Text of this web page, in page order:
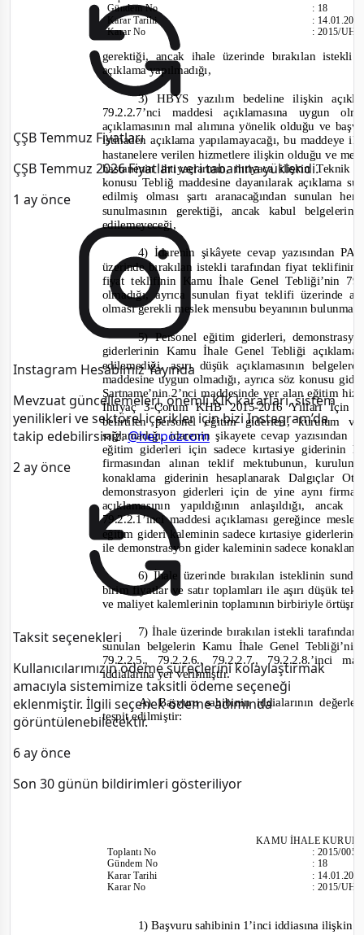
ÇŞB Temmuz Fiyatları
ÇŞB Temmuz 2026 Fiyatları veri tabanına yüklendi.
1 ay önce
Instagram Hesabımız Yayında
Mevzuat güncellemeleri, önemli KİK kararları, sistem
yenilikleri ve sektörel içerikler için bizi Instagram’da
takip edebilirsiniz:@herpozcom
2 ay önce
Taksit seçenekleri
Kullanıcılarımızın ödeme süreçlerini kolaylaştırmak
amacıyla sistemimize taksitli ödeme seçeneği
eklenmiştir. İlgili seçenek ödeme adımında
görüntülenebilecektir.
6 ay önce
Son 30 günün bildirimleri gösteriliyor
Gündem No
Karar Tarihi
Karar No
: 18
:
:2015/
gerektiği, ancak ihale üzerinde bırakılan
açıklama yapılmadığı,
3) HBYS yazılım bedeline ilişkin
79.2.2.7’nci maddesi açıklamasına uygun
açıklamasının mal alımına yönelik olduğu ve
istinaden açıklama yapılamayacağı, bu
hastanelere verilen hizmetlere ilişkin olduğu ve
hastanenin ihtiyaçlarının, ihtiyaca ilişkin
konusu Tebliğ maddesine dayanılarak açıklama
edilmiş olması şartı aranacağından
sunulmasının gerektiği, ancak kabul
edilemeyeceği,
4) İdarenin şikâyete cevap yazısından
üzerinde bırakılan istekli tarafından fiyat teklifinin
fiyat teklifinin Kamu İhale Genel Tebliği’nin
olmadığı, ayrıca sunulan fiyat teklifi üzerinde
olması gerekli meslek mensubu beyanının
5) Personel eğitim giderleri,
giderlerinin Kamu İhale Genel Tebliği
edilemediği, aşırı düşük açıklamasının
maddesine uygun olmadığı, ayrıca söz konusu
Şartname’nin 2’nci maddesinde yer alan eğitim
İhtiyaç 3-Çorum KHB2015-2016 Yılları İçin
belirtilen personel eğitim giderleri, kurulum
sağlamadığı, idarenin şikayete cevap
eğitim giderleri için sadece kırtasiye giderinin
firmasından alınan teklif mektubunun,
konaklama giderinin hesaplanarak Dalgıçlar
demonstrasyon giderleri için de yine aynı
açıklamasının yapıldığının anlaşıldığı,
79.2.2.1’inci maddesi açıklaması gereğince
eğitim gideri kaleminin sadece kırtasiye
ile demonstrasyon gider kaleminin sadece
6) İhale üzerinde bırakılan isteklinin
birim fiyatlar ve satır toplamları ile aşırı düşük
ve maliyet kalemlerinin toplamının birbiriyle
7) İhale üzerinde bırakılan istekli
sunulan belgelerin Kamu İhale Genel
79.2.2.5., 79.2.2.6., 79.2.2.7., 79.2.2.8.’inci
iddialarına yer verilmiştir.
A)Başvuru sahibinin iddialarının
tespit edilmiştir:
KAMU İHALE
ToplantıNo
Gündem No
Karar Tarihi
Karar No
:2015/005
: 18
:
:2015/
1) Başvuru sahibinin 1’inci iddiasına ilişkin